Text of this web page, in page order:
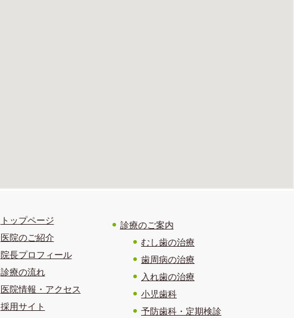
トップページ
医院のご紹介
院長プロフィール
診療の流れ
医院情報・アクセス
採用サイト
診療のご案内
むし歯の治療
歯周病の治療
入れ歯の治療
小児歯科
予防歯科・定期検診